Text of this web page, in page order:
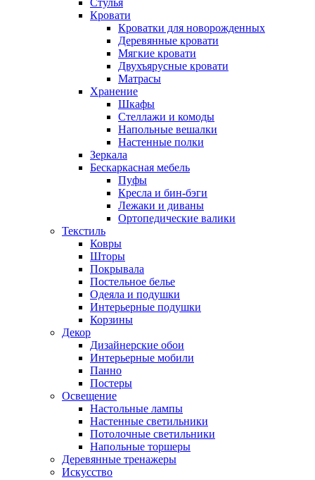
Стулья
Кровати
Кроватки для новорожденных
Деревянные кровати
Мягкие кровати
Двухъярусные кровати
Матрасы
Хранение
Шкафы
Стеллажи и комоды
Напольные вешалки
Настенные полки
Зеркала
Бескаркасная мебель
Пуфы
Кресла и бин-бэги
Лежаки и диваны
Ортопедические валики
Текстиль
Ковры
Шторы
Покрывала
Постельное белье
Одеяла и подушки
Интерьерные подушки
Корзины
Декор
Дизайнерские обои
Интерьерные мобили
Панно
Постеры
Освещение
Настольные лампы
Настенные светильники
Потолочные светильники
Напольные торшеры
Деревянные тренажеры
Искусство